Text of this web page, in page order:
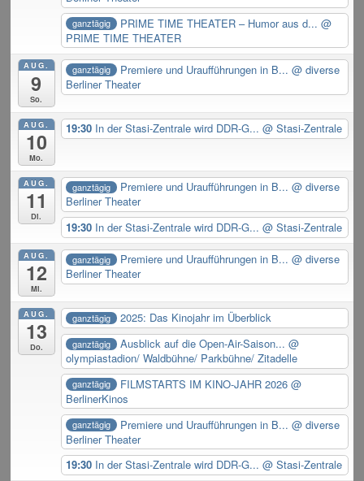
ganztägig PRIME TIME THEATER – Humor aus d... @
PRIME TIME THEATER
AUG.
9
So.
ganztägig Premiere und Uraufführungen in B... @ diverse
Berliner Theater
AUG.
10
Mo.
19:30 In der Stasi-Zentrale wird DDR-G...@ Stasi-Zentrale
AUG.
11
Di.
ganztägig Premiere und Uraufführungen in B... @ diverse
Berliner Theater
19:30 In der Stasi-Zentrale wird DDR-G...@ Stasi-Zentrale
AUG.
12
Mi.
ganztägig Premiere und Uraufführungen in B... @ diverse
Berliner Theater
AUG.
13
Do.
ganztägig 2025: Das Kinojahr im Überblick
ganztägig Ausblick auf die Open-Air-Saison... @
olympiastadion/ Waldbühne/ Parkbühne/ Zitadelle
ganztägig FILMSTARTS IM KINO-JAHR 2026 @
BerlinerKinos
ganztägig Premiere und Uraufführungen in B... @ diverse
Berliner Theater
19:30 In der Stasi-Zentrale wird DDR-G...@ Stasi-Zentrale